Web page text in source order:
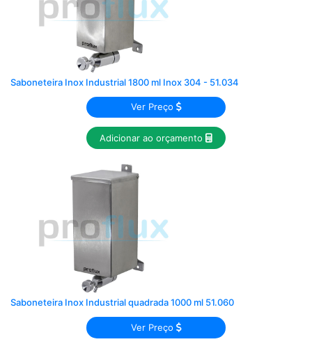
Saboneteira Inox Industrial 1800 ml Inox 304 - 51.034
Ver Preço
Adicionar ao orçamento
Saboneteira Inox Industrial quadrada 1000 ml 51.060
Ver Preço